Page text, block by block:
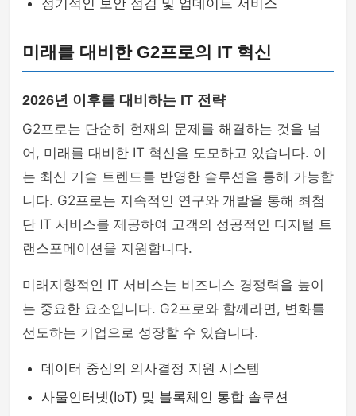
정기적인 보안 점검 및 업데이트 서비스
미래를 대비한 G2프로의 IT 혁신
2026년 이후를 대비하는 IT 전략
G2프로는 단순히 현재의 문제를 해결하는 것을 넘
어, 미래를 대비한 IT 혁신을 도모하고 있습니다. 이
는 최신 기술 트렌드를 반영한 솔루션을 통해 가능합
니다. G2프로는 지속적인 연구와 개발을 통해 최첨
단 IT 서비스를 제공하여 고객의 성공적인 디지털 트
랜스포메이션을 지원합니다.
미래지향적인 IT 서비스는 비즈니스 경쟁력을 높이
는 중요한 요소입니다. G2프로와 함께라면, 변화를
선도하는 기업으로 성장할 수 있습니다.
데이터 중심의 의사결정 지원 시스템
사물인터넷(IoT) 및 블록체인 통합 솔루션